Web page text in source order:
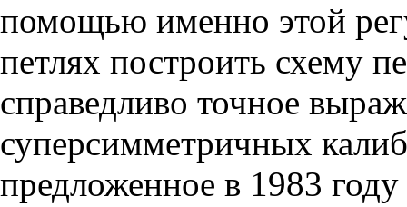
помощью именно этой
петлях построить схему
справедливо точное
суперсимметричных
предложенное в 1983